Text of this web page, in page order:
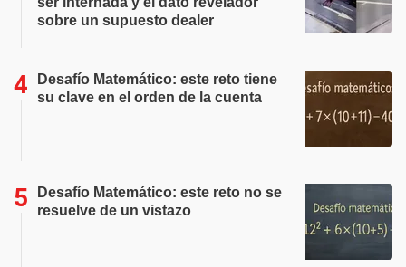
sobre un supuesto dealer
Desafío Matemático: este reto tiene
su clave en el orden de la cuenta
Desafío Matemático: este reto no se
resuelve de un vistazo